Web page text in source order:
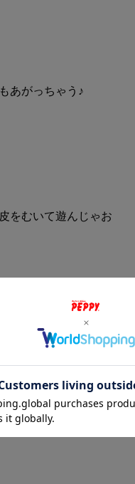
あがっちゃう♪
をむいて遊んじゃお
遊びが広がるわくわく